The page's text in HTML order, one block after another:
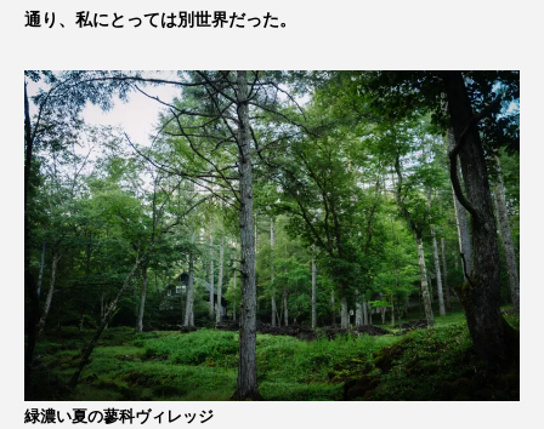
通り、私にとっては別世界だった。
緑濃い夏の蓼科ヴィレッジ